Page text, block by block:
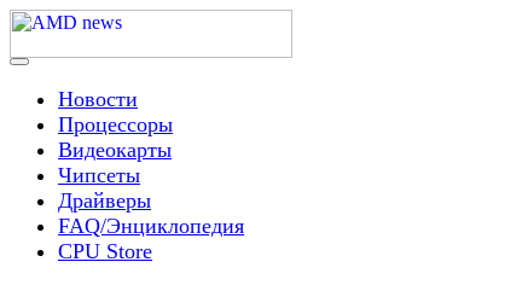
Skip
content
AMD news
Menu
Новости
Процессоры
Видеокарты
Чипсеты
Драйверы
FAQ/Энциклопедия
CPU Store